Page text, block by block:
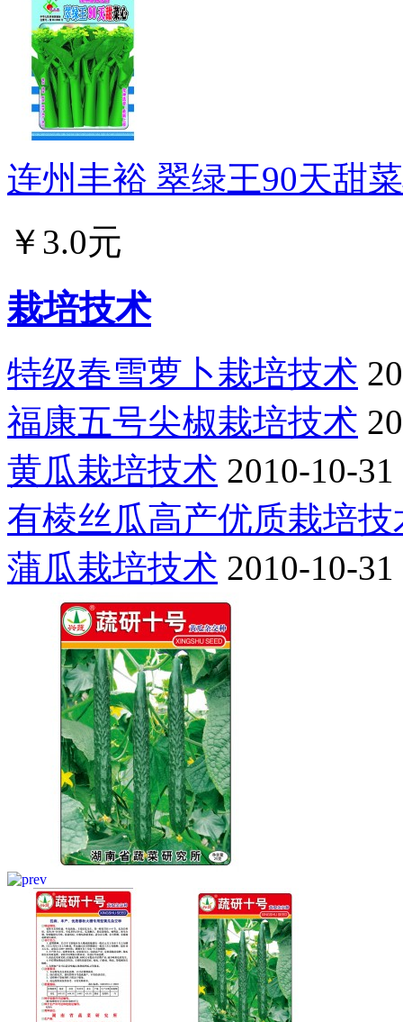
连州丰裕 翠绿王90天甜
￥3.0元
栽培技术
特级春雪萝卜栽培技术
福康五号尖椒栽培技术
黄瓜栽培技术 2010-10-31
有棱丝瓜高产优质栽培技
蒲瓜栽培技术 2010-10-31